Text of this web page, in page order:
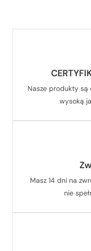
Nasze produkty
wysoką
Masz 14 dni na
nie